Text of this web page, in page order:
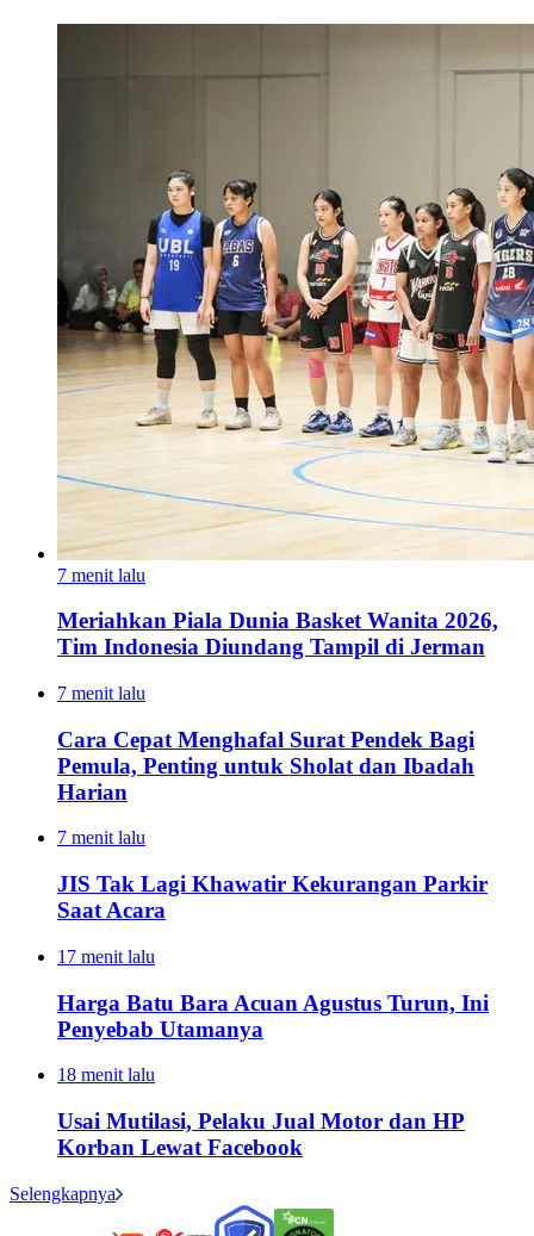
7 menit lalu
Meriahkan Piala Dunia Basket Wanita 2026,
Tim Indonesia Diundang Tampil di Jerman
7 menit lalu
Cara Cepat Menghafal Surat Pendek Bagi
Pemula, Penting untuk Sholat dan Ibadah
Harian
7 menit lalu
JIS Tak Lagi Khawatir Kekurangan Parkir
Saat Acara
17 menit lalu
Harga Batu Bara Acuan Agustus Turun, Ini
Penyebab Utamanya
18 menit lalu
Usai Mutilasi, Pelaku Jual Motor dan HP
Korban Lewat Facebook
Selengkapnya